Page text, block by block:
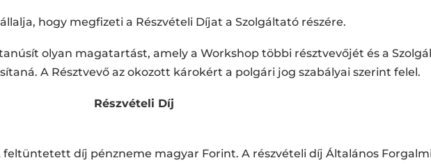
hogy megfizeti a Részvételi Díjat a Szolgáltató részére.
olyan magatartást, amely a Workshop többi résztvevőjét és a
A Résztvevő az okozott károkért a polgári jog szabályai szerint felel.
Részvételi Díj
díj pénzneme magyar Forint. A részvételi díj Általános